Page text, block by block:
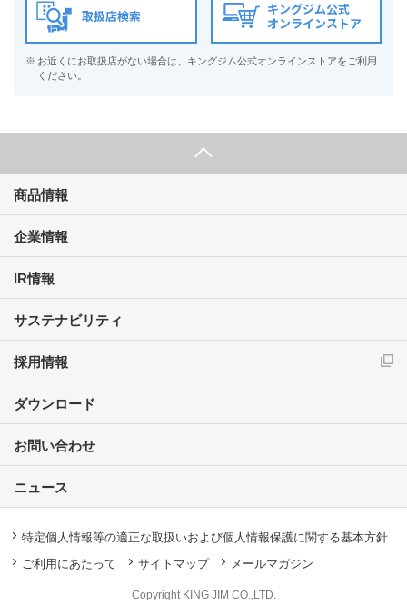
取扱店検索
キングジム公式
オンラインストア
※ お近くにお取扱店がない場合は、キングジム公式オンラインストアをご利用
ください。
商品情報
企業情報
IR情報
サステナビリティ
採用情報
ダウンロード
お問い合わせ
ニュース
特定個人情報等の適正な取扱いおよび個人情報保護に関する基本方針
ご利用にあたって
サイトマップ メールマガジン
Copyright KING JIM CO.,LTD.